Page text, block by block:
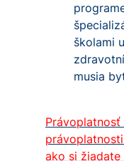
školami
musia
ako si žiadate